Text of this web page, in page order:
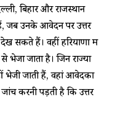
बिहार और राजस्थान
जब उनके आवेदन पर उत्तर
देख सकते हैं। वहीं हरियाणा में
जाता है। जिन राज्यों
जाती हैं, वहां आवेदकों
करनी पड़ती है कि उत्तर